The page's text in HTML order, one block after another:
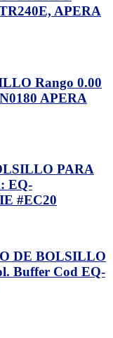
APERA
Rango 0.00
APERA
PARA
EQ-
#EC20
DE BOLSILLO
Buffer Cod EQ-